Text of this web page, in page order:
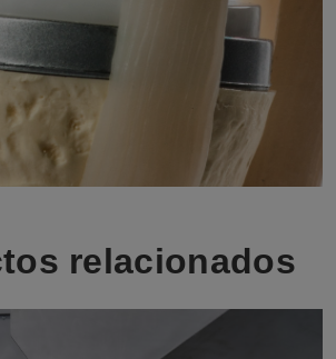
relacionados